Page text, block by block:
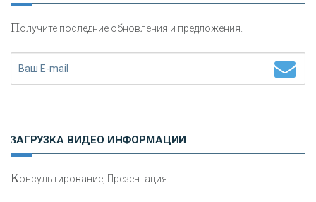
Получите последние обновления и предложения.
ЗАГРУЗКА ВИДЕО ИНФОРМАЦИИ
Консультирование, Презентация